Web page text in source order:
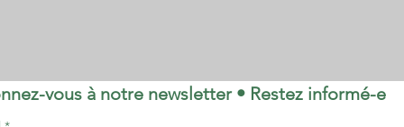
vous à notre newsletter • Restez informé-e